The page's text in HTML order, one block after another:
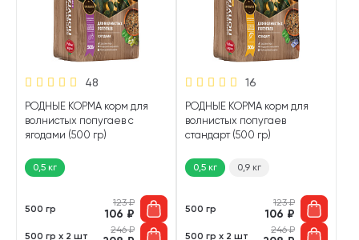
48
РОДНЫЕ КОРМА корм для
волнистых попугаев с
ягодами (500 гр)
0,5 кг
500 гр
123₽
106 ₽
500 гр х 2 шт
246₽
16
РОДНЫЕ КОРМА корм для
волнистых попугаев
стандарт (500 гр)
0,5 кг 0,9 кг
500 гр
123₽
106 ₽
500 гр х 2 шт
246₽